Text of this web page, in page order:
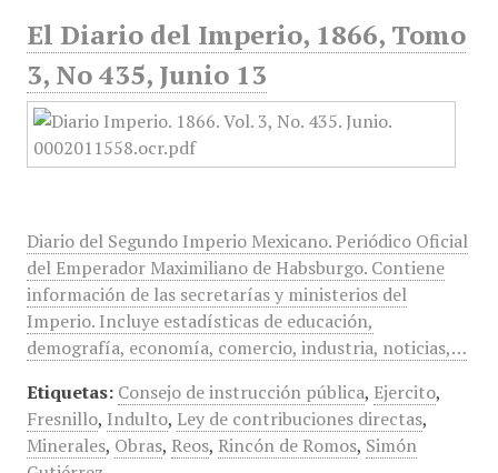
El Diario del Imperio, 1866, Tomo
3, No 435, Junio 13
Diario del Segundo Imperio Mexicano. Periódico Oficial
del Emperador Maximiliano de Habsburgo. Contiene
información de las secretarías y ministerios del
Imperio. Incluye estadísticas de educación,
demografía, economía, comercio, industria, noticias,…
Etiquetas: Consejo de instrucción pública, Ejercito,
Fresnillo, Indulto, Ley de contribuciones directas,
Minerales, Obras, Reos, Rincón de Romos, Simón